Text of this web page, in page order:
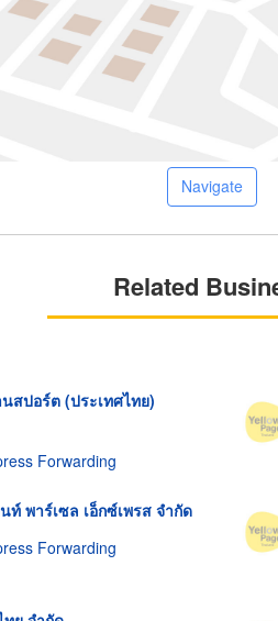
Navigate
Related
สปอร์ต (ประเทศไทย)
Forwarding
ท์ พาร์เซล เอ็กซ์เพรส จำกัด
Forwarding